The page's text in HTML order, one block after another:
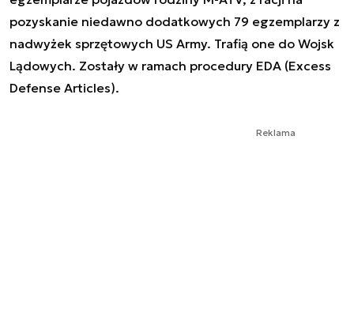
pozyskanie niedawno dodatkowych 79 egzemplarzy z
nadwyżek sprzętowych US Army. Trafią one do Wojsk
Lądowych. Zostały w ramach procedury EDA (Excess
Defense Articles).
Reklama